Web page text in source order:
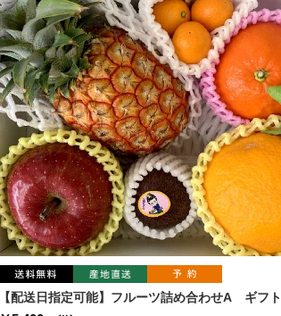
【配送日指定可能】フルーツ詰め合わせA ギフト